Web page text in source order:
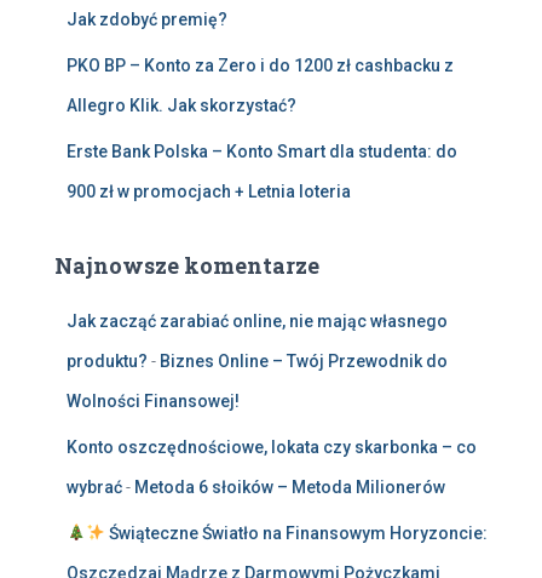
Jak zdobyć premię?
PKO BP – Konto za Zero i do 1200 zł cashbacku z
Allegro Klik. Jak skorzystać?
Erste Bank Polska – Konto Smart dla studenta: do
900 zł w promocjach + Letnia loteria
Najnowsze komentarze
Jak zacząć zarabiać online, nie mając własnego
produktu? - Biznes Online – Twój Przewodnik do
Wolności Finansowej!
Konto oszczędnościowe, lokata czy skarbonka – co
wybrać- Metoda 6 słoików – Metoda Milionerów
Świąteczne Światło na Finansowym Horyzoncie:
Oszczędzaj Mądrze z Darmowymi Pożyczkami